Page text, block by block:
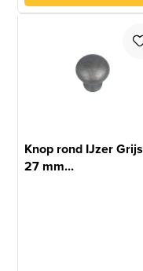
Knop rond IJzer Grijs
27 mm...